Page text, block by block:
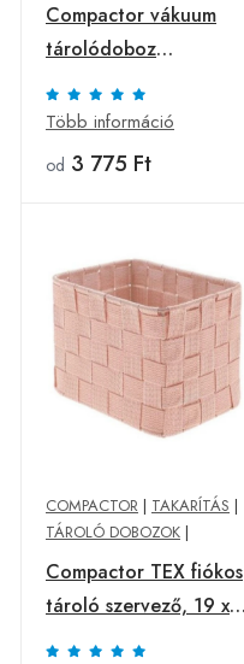
Compactor vákuum
tárolódoboz
CompactExpress, 20 x
30 x 50 cm
Több információ
od 3 775 Ft
COMPACTOR | TAKARÍTÁS |
TÁROLÓ DOBOZOK |
Compactor TEX fiókos
tároló szervező, 19 x
14 x 13 cm, magas,